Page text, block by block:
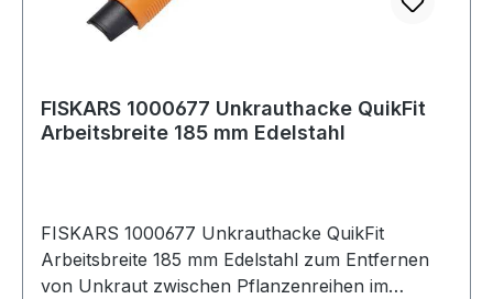
FISKARS 1000677 Unkrauthacke QuikFit
Arbeitsbreite 185 mm Edelstahl
FISKARS 1000677 Unkrauthacke QuikFit
Arbeitsbreite 185 mm Edelstahl zum Entfernen
von Unkraut zwischen Pflanzenreihen im